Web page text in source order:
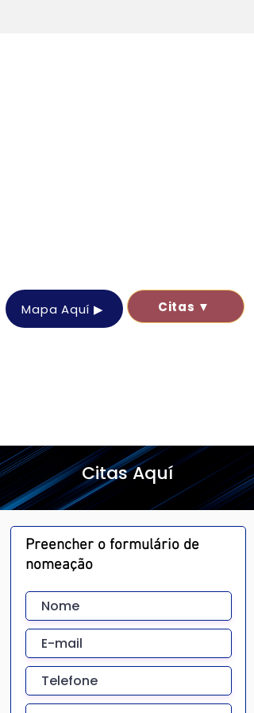
Mapa Aquí ▶ Citas ▼
Citas Aquí
Preencher o formulário de
nomeação